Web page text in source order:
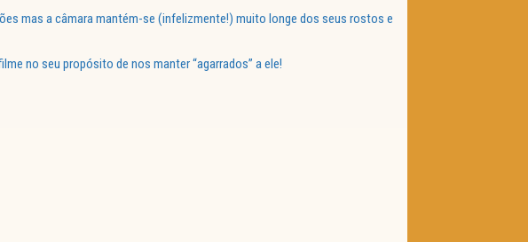
mas a câmara mantém-se (infelizmente!) muito longe dos seus rostos e
no seu propósito de nos manter “agarrados” a ele!